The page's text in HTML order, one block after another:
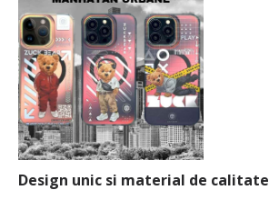
Design unic si material de calitate